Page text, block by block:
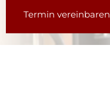
Termin vereinbaren